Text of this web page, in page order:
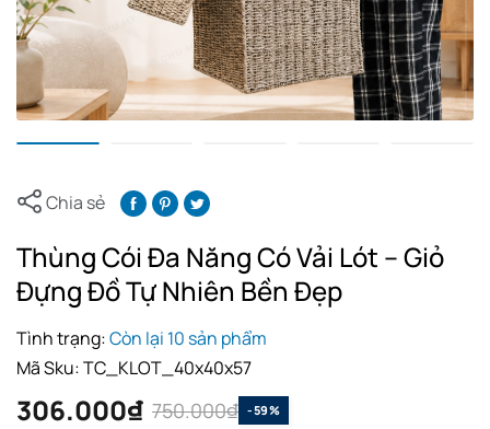
Chia sẻ
Thùng Cói Đa Năng Có Vải Lót – Giỏ
Đựng Đồ Tự Nhiên Bền Đẹp
Tình trạng:Còn lại 10 sản phẩm
Mã Sku:TC_KLOT_40x40x57
306.000₫ 750.000₫ -59%